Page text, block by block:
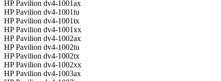
HP Pavilion dv4-1001ax
HP Pavilion dv4-1001tu
HP Pavilion dv4-1001tx
HP Pavilion dv4-1001xx
HP Pavilion dv4-1002ax
HP Pavilion dv4-1002tu
HP Pavilion dv4-1002tx
HP Pavilion dv4-1002xx
HP Pavilion dv4-1003ax